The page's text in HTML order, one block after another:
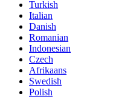
Turkish
Italian
Danish
Romanian
Indonesian
Czech
Afrikaans
Swedish
Polish